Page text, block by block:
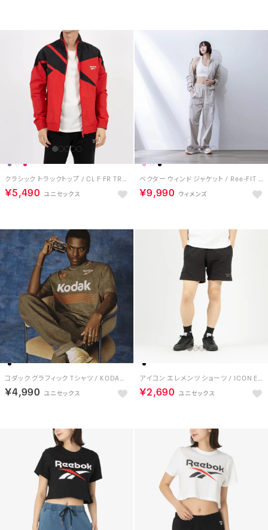
クラシック トラックトップ / CL F FR TRACKTOP （ベクターレッド）
￥5,490
ベクター ウィンド ジャケット / Ree-FIT VECTOR WIND JACKET （ホワイト）
￥9,990
コダック グラフィック Tシャツ / KODAK GRAPHIC TEE （ブラック）
￥4,990
アイコン エレメンツ ショーツ / ICON ELEMENTS SHORT （ブラック）
￥2,690